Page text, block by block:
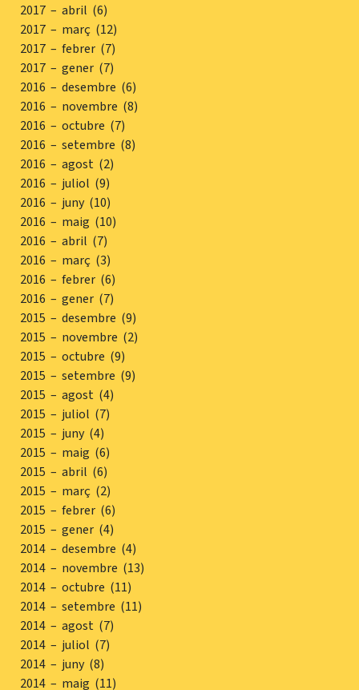
2017 – abril (6)
2017 – març (12)
2017 – febrer (7)
2017 – gener (7)
2016 – desembre (6)
2016 – novembre (8)
2016 – octubre (7)
2016 – setembre (8)
2016 – agost (2)
2016 – juliol (9)
2016 – juny (10)
2016 – maig (10)
2016 – abril (7)
2016 – març (3)
2016 – febrer (6)
2016 – gener (7)
2015 – desembre (9)
2015 – novembre (2)
2015 – octubre (9)
2015 – setembre (9)
2015 – agost (4)
2015 – juliol (7)
2015 – juny (4)
2015 – maig (6)
2015 – abril (6)
2015 – març (2)
2015 – febrer (6)
2015 – gener (4)
2014 – desembre (4)
2014 – novembre (13)
2014 – octubre (11)
2014 – setembre (11)
2014 – agost (7)
2014 – juliol (7)
2014 – juny (8)
2014 – maig (11)